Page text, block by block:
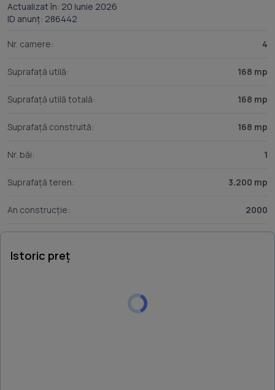
Actualizat în: 20 Iunie 2026
ID anunț: 286442
Nr. camere: 4
Suprafață utilă: 168 mp
Suprafață utilă totală: 168 mp
Suprafață construită: 168 mp
Nr. băi: 1
Suprafață teren: 3.200 mp
An construcție: 2000
Istoric preț